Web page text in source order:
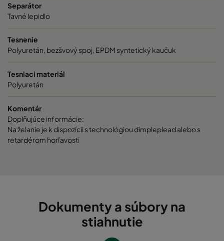
Separátor
Tavné lepidlo
Tesnenie
Polyuretán, bezšvový spoj, EPDM syntetický kaučuk
Tesniaci materiál
Polyuretán
Komentár
Doplňujúce informácie:
Na želanie je k dispozícii s technológiou dimpleplead alebo s
retardérom horľavosti
Dokumenty a súbory na
stiahnutie